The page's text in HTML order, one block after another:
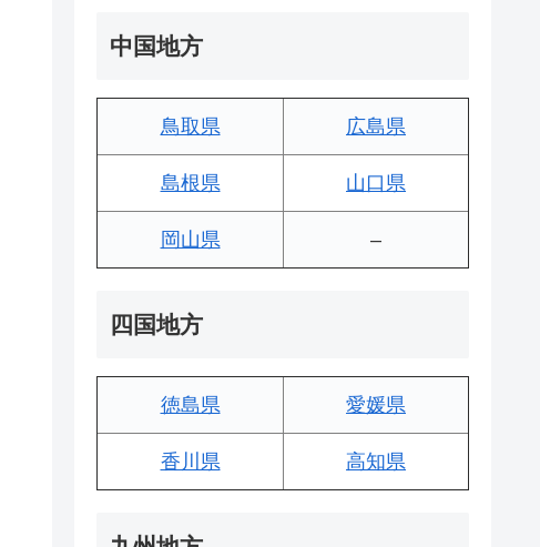
中国地方
鳥取県 広島県
島根県 山口県
岡山県 –
四国地方
徳島県 愛媛県
香川県 高知県